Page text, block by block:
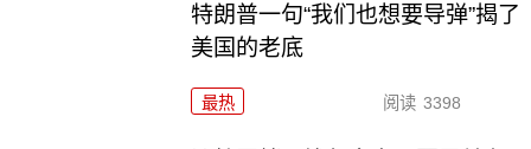
特朗普一句“我们也想要导弹”揭了
美国的老底
最热 阅读 3398